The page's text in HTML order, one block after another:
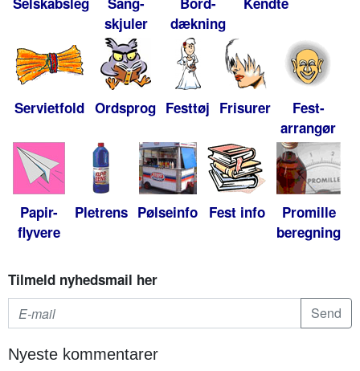
skjuler
dækning
Servietfold Ordsprog Festtøj Frisurer
Fest-
arrangør
Papir-
flyvere
Pletrens Pølseinfo Fest info
Promille
beregning
Tilmeld nyhedsmail her
Nyeste kommentarer